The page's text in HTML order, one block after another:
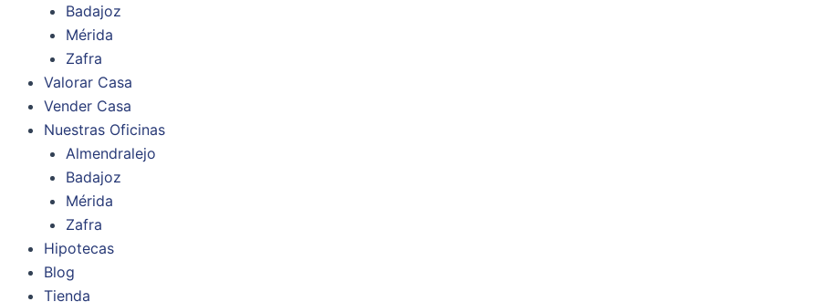
Badajoz
Mérida
Zafra
Valorar Casa
Vender Casa
Nuestras Oficinas
Almendralejo
Badajoz
Mérida
Zafra
Hipotecas
Blog
Tienda